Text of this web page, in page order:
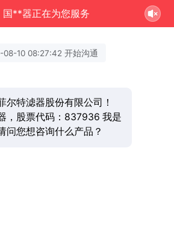
国**器正在为您服务
08-10 08:27:42 开始沟通
尔特滤器股份有限公司！
，股票代码：837936 我是
问您想咨询什么产品？